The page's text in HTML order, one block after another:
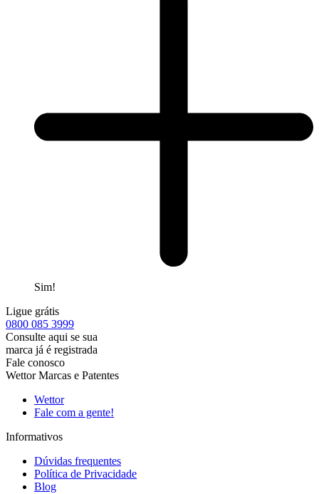
Sim!
Ligue grátis
0800 085 3999
Consulte aqui se sua
marca já é registrada
Fale conosco
Wettor Marcas e Patentes
Wettor
Fale com a gente!
Informativos
Dúvidas frequentes
Política de Privacidade
Blog